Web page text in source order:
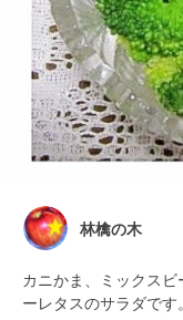
林檎の木
カニかま、ミックス
ーレタスのサラダです。